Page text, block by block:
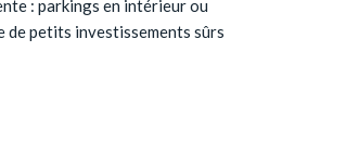
: parkings en intérieur ou
de petits investissements sûrs